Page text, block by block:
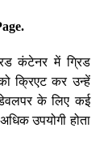
कंटेनर में ग्रिड
क्रिएट कर उन्हें
के लिए कई
उपयोगी होता